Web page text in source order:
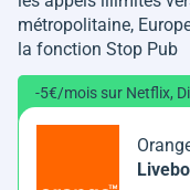
métropolitaine,
la fonction Stop Pub
-5€/mois sur Netflix,